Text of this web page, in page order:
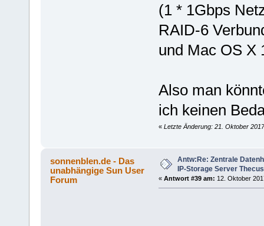
(1 * 1Gbps
RAID-6
und Mac OS X
Also man
ich keinen
« Letzte Änderung: 21. Oktober
sonnenblen.de - Das
unabhängige Sun User
Forum
Antw:Re: Zentrale
IP-Storage Server
« Antwort #39 am: 12. Oktober